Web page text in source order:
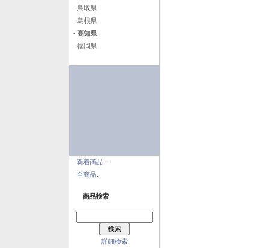
- 鳥取県
- 島根県
- 高知県
- 福岡県
新着商品...
全商品...
商品検索
詳細検索